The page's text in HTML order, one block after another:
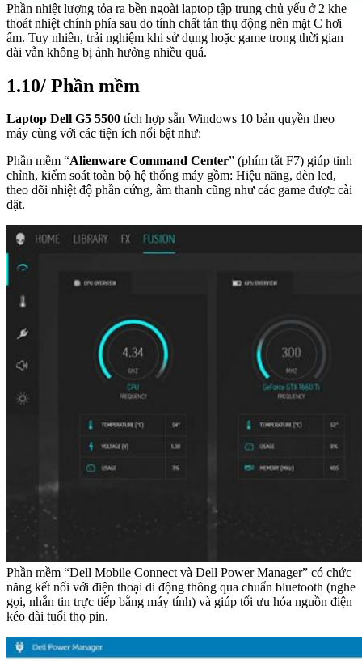
Phần nhiệt lượng tỏa ra bền ngoài laptop tập trung chủ yếu ở 2 khe
thoát nhiệt chính phía sau do tính chất tản thụ động nên mặt C hơi
ấm. Tuy nhiên, trải nghiệm khi sử dụng hoặc game trong thời gian
dài vẫn không bị ảnh hưởng nhiều quá.
1.10/ Phần mềm
Laptop Dell G5 5500 tích hợp sẵn Windows 10 bản quyền theo
máy cùng với các tiện ích nổi bật như:
Phần mềm “Alienware Command Center” (phím tắt F7) giúp tinh
chỉnh, kiểm soát toàn bộ hệ thống máy gồm: Hiệu năng, đèn led,
theo dõi nhiệt độ phần cứng, âm thanh cũng như các game được cài
đặt.
Phần mềm “Dell Mobile Connect và Dell Power Manager” có chức
năng kết nối với điện thoại di động thông qua chuẩn bluetooth (nghe
gọi, nhắn tin trực tiếp bằng máy tính) và giúp tối ưu hóa nguồn điện
kéo dài tuổi thọ pin.